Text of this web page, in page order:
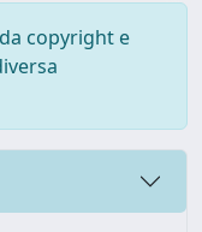
copyright e